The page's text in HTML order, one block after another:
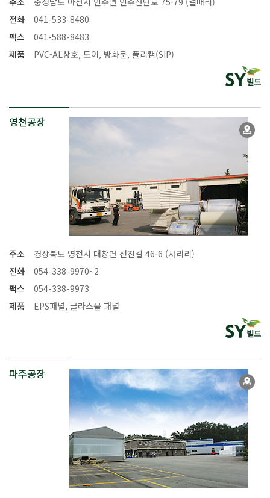
전화
041-533-8480
팩스
041-588-8483
제품
PVC-AL창호, 도어, 방화문, 폴리캠(SIP)
영천공장
주소
경상북도 영천시 대창면 선진길 46-6 (사리리)
전화
054-338-9970~2
팩스
054-338-9973
제품
EPS패널, 글라스울 패널
파주공장